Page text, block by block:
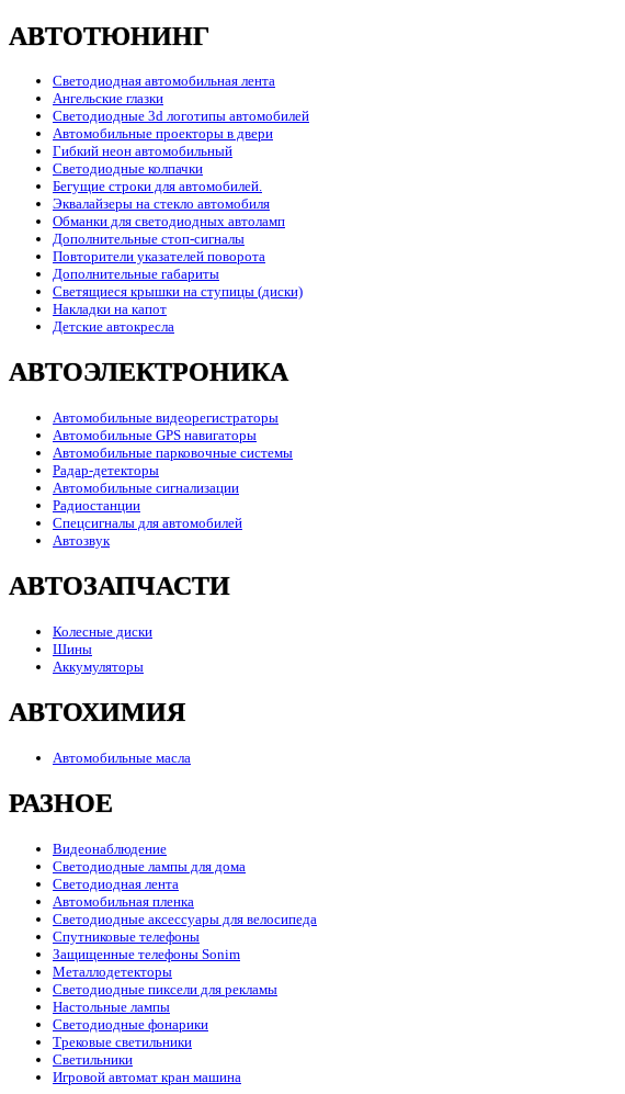
АВТОТЮНИНГ
Светодиодная автомобильная лента
Ангельские глазки
Светодиодные 3d логотипы автомобилей
Автомобильные проекторы в двери
Гибкий неон автомобильный
Светодиодные колпачки
Бегущие строки для автомобилей.
Эквалайзеры на стекло автомобиля
Обманки для светодиодных автоламп
Дополнительные стоп-сигналы
Повторители указателей поворота
Дополнительные габариты
Светящиеся крышки на ступицы (диски)
Накладки на капот
Детские автокресла
АВТОЭЛЕКТРОНИКА
Автомобильные видеорегистраторы
Автомобильные GPS навигаторы
Автомобильные парковочные системы
Радар-детекторы
Автомобильные сигнализации
Радиостанции
Спецсигналы для автомобилей
Автозвук
АВТОЗАПЧАСТИ
Колесные диски
Шины
Аккумуляторы
АВТОХИМИЯ
Автомобильные масла
РАЗНОЕ
Видеонаблюдение
Светодиодные лампы для дома
Светодиодная лента
Автомобильная пленка
Светодиодные аксессуары для велосипеда
Спутниковые телефоны
Защищенные телефоны Sonim
Металлодетекторы
Светодиодные пиксели для рекламы
Настольные лампы
Светодиодные фонарики
Трековые светильники
Светильники
Игровой автомат кран машина